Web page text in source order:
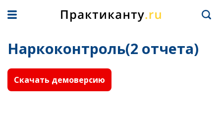
Наркоконтроль(2 отчета)
Скачать демоверсию